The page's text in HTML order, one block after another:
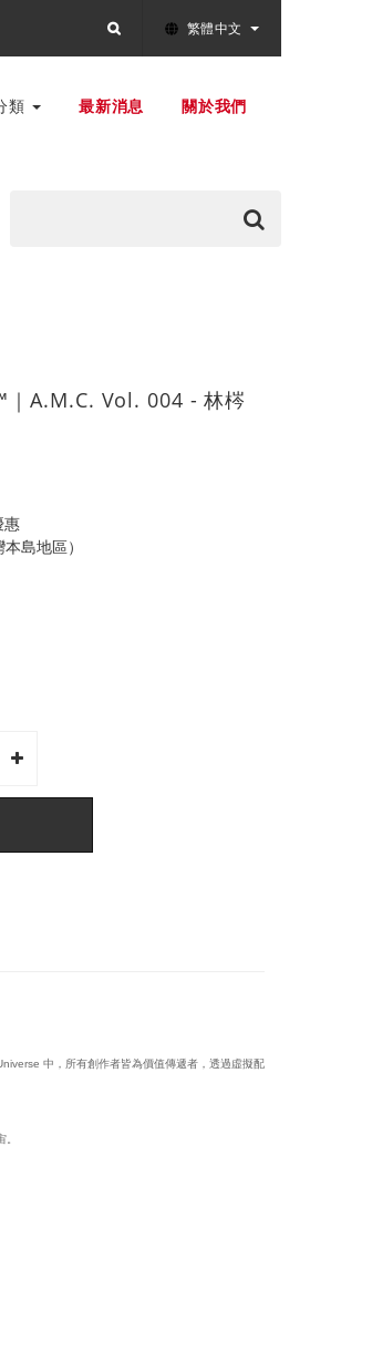
繁體中文
類 最新消息 關於我們
A.M.C. Vol. 004 - 林梣
惠
島地區）
中，所有創作者皆為價值傳遞者，透過虛擬配